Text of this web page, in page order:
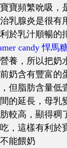
寶頻繁吮吸，
乳腺炎是很有
於乳汁順暢的
candy 悍馬
養，所以把奶
奶含有豐富的
但脂肪含量低
的延長，母乳
較高，顯得稠
，這樣有利於
能餵奶